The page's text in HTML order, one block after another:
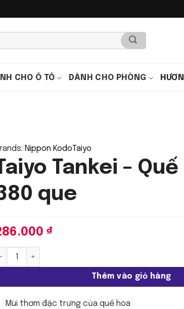
CHO Ô TÔ DÀNH CHO PHÒNG
Nippon KodoTaiyo
Tankei – Quế
que
₫
Tankei - Quế hoa | 380 que số lượng
Thêm vào giỏ hàng
Mùi thơm đặc trưng của quế hoa